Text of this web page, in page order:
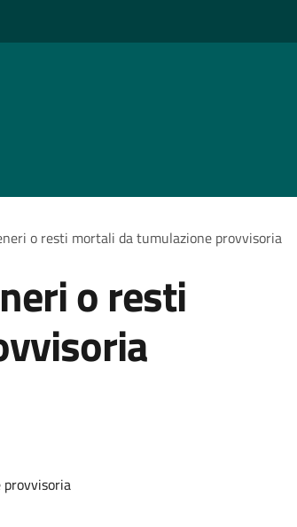
o resti mortali da tumulazione provvisoria
o resti
provvisoria